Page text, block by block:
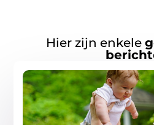
Hier zijn enkele